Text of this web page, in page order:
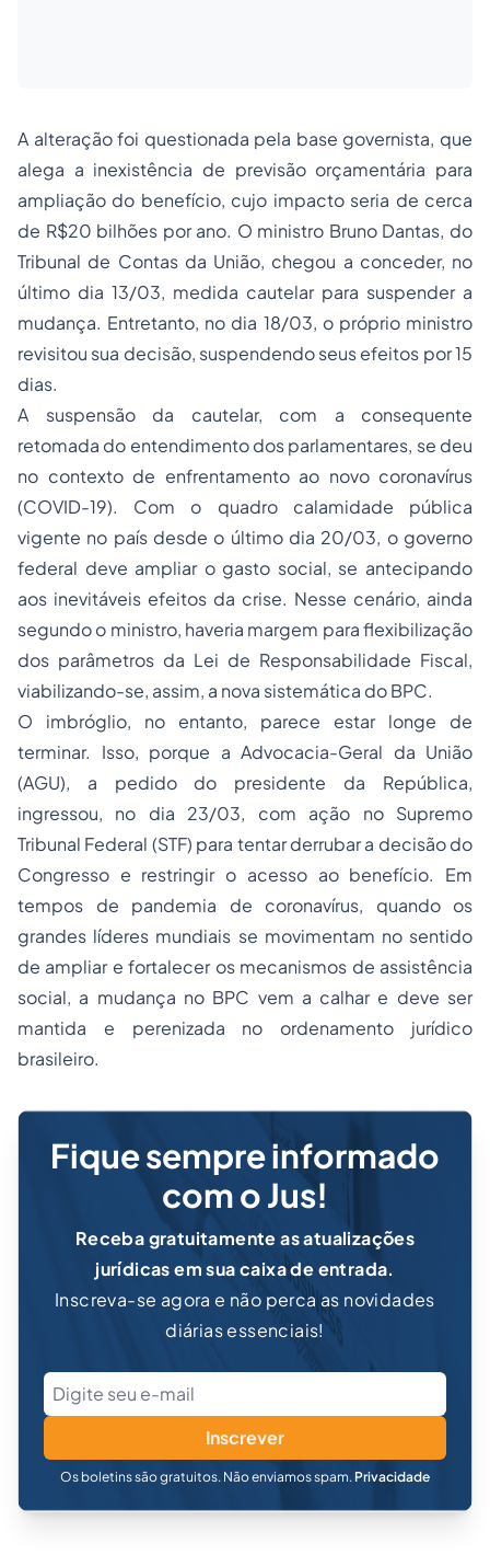
A alteração foi questionada pela base governista, que
alega a inexistência de previsão orçamentária para
ampliação do benefício, cujo impacto seria de cerca
de R$20 bilhões por ano. O ministro Bruno Dantas, do
Tribunal de Contas da União, chegou a conceder, no
último dia 13/03, medida cautelar para suspender a
mudança. Entretanto, no dia 18/03, o próprio ministro
revisitou sua decisão, suspendendo seus efeitos por 15
dias.
A suspensão da cautelar, com a consequente
retomada do entendimento dos parlamentares, se deu
no contexto de enfrentamento ao novo coronavírus
(COVID-19). Com o quadro calamidade pública
vigente no país desde o último dia 20/03, o governo
federal deve ampliar o gasto social, se antecipando
aos inevitáveis efeitos da crise. Nesse cenário, ainda
segundo o ministro, haveria margem para flexibilização
dos parâmetros da Lei de Responsabilidade Fiscal,
viabilizando-se, assim, a nova sistemática do BPC.
O imbróglio, no entanto, parece estar longe de
terminar. Isso, porque a Advocacia-Geral da União
(AGU), a pedido do presidente da República,
ingressou, no dia 23/03, com ação no Supremo
Tribunal Federal (STF) para tentar derrubar a decisão do
Congresso e restringir o acesso ao benefício. Em
tempos de pandemia de coronavírus, quando os
grandes líderes mundiais se movimentam no sentido
de ampliar e fortalecer os mecanismos de assistência
social, a mudança no BPC vem a calhar e deve ser
mantida e perenizada no ordenamento jurídico
brasileiro.
Fique sempre informado
com o Jus!
Receba gratuitamente as atualizações
jurídicas em sua caixa de entrada.
Inscreva-se agora e não perca as novidades
diárias essenciais!
Inscrever
Os boletins são gratuitos. Não enviamos spam. Privacidade